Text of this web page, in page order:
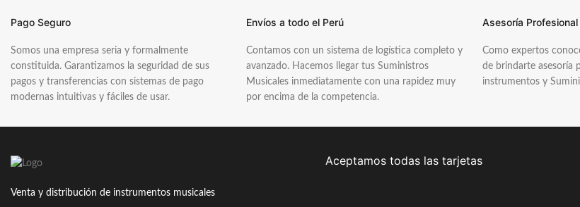
Pago Seguro
Somos una empresa seria y formalmente
constituida. Garantizamos la seguridad de sus
pagos y transferencias con sistemas de pago
modernas intuitivas y fáciles de usar.
Envíos a todo el Perú
Contamos con un sistema de logística completo y
avanzado. Hacemos llegar tus Suministros
Musicales inmediatamente con una rapidez muy
por encima de la competencia.
Asesoría Profesional
Como expertos
de brindarte asesoría
instrumentos y
Venta y distribución de instrumentos musicales
Aceptamos todas las tarjetas